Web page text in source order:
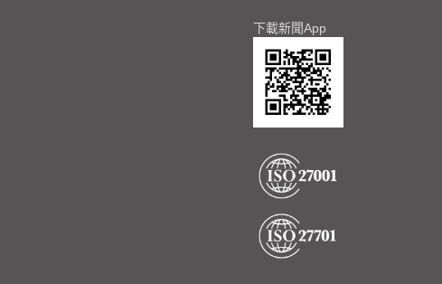
下載新聞App